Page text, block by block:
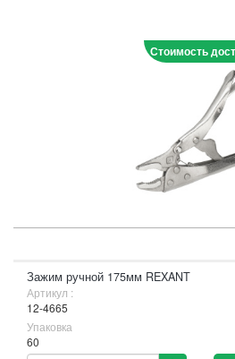
Стоимость
Зажим ручной 175мм REXANT
Артикул :
12-4665
Упаковка
60